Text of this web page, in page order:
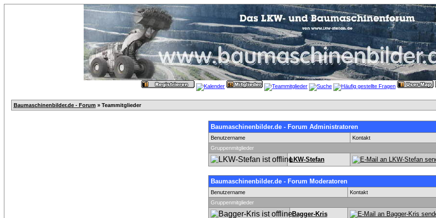
Baumaschinenbilder.de - Forum » Teammitglieder
Baumaschinenbilder.de - Forum Administratoren
Benutzername
Kontakt
Gruppenmitglieder
LKW-Stefan
Baumaschinenbilder.de - Forum Moderatoren
Benutzername
Kontakt
Gruppenmitglieder
Bagger-Kris